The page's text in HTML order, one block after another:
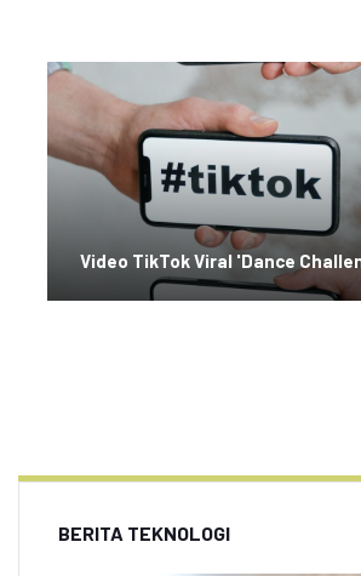
Video TikTok Viral 'Dance
BERITA TEKNOLOGI